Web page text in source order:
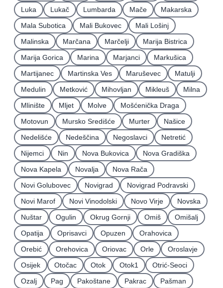
Luka
Lukač Lumbarda Mače
Makarska
Mala Subotica
Mali Bukovec
Mali Lošinj
Malinska
Marčana Marčelji
Marija Bistrica
Marija Gorica
Marina Marjanci
Markušica
Martijanec
Martinska Ves Maruševec
Matulji
Medulin
Metković Mihovljan Mikleuš
Milna
Mlinište
Mljet Molve
Mošćenička Draga
Motovun
Mursko Središće Murter
Našice
Nedelišće
Nedeščina Negoslavci
Netretić
Nijemci
Nin Nova Bukovica
Nova Gradiška
Nova Kapela
Novalja
Nova Rača
Novi Golubovec
Novigrad
Novigrad Podravski
Novi Marof
Novi Vinodolski Novo Virje
Novska
Nuštar
Ogulin Okrug Gornji Omiš
Omišalj
Opatija
Oprisavci Opuzen
Orahovica
Orebić
Orehovica Oriovac Orle
Oroslavje
Osijek
Otočac Otok Otok1
Otrić-Seoci
Ozalj
Pag Pakoštane Pakrac
Pašman